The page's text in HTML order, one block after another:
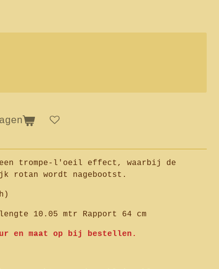
trompe-l'oeil effect, waarbij de
rotan wordt nagebootst.
10.05 mtr Rapport 64 cm
en maat op bij bestellen.